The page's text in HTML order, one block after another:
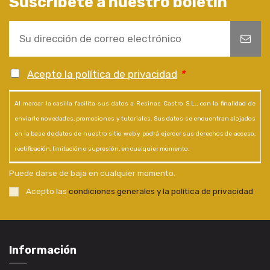
Acepto la política de privacidad *
Al marcar la casilla facilita sus datos a Resinas Castro S.L., con la finalidad de
enviarle novedades, promociones y tutoriales. Sus datos se encuentran alojados
en la base de datos de nuestro sitio web y podrá ejercer sus derechos de acceso,
rectificación, limitación o supresión, en cualquier momento.
Puede darse de baja en cualquier momento.
Acepto las condiciones generales y la política de privacidad
Información